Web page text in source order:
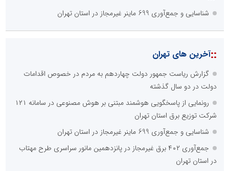
شناسایی و جمع‌آوری 699 ماینر غیرمجاز در استان تهران
::آخرین های تهران
گزارش ریاست جمهور دولت چهاردهم به مردم در خصوص اقدامات
دولت در دو سال گذشته
رونمایی از پاسخگویی هوشمند مبتنی بر هوش مصنوعی در سامانه ۱۲۱
شرکت توزیع برق استان تهران
شناسایی و جمع‌آوری 699 ماینر غیرمجاز در استان تهران
جمع‌آوری ۴۰۲ برق غیرمجاز در پانزدهمین مانور سراسری طرح مهتاب
در استان تهران